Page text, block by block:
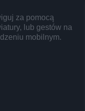
za pomocą
lub gestów na
mobilnym.